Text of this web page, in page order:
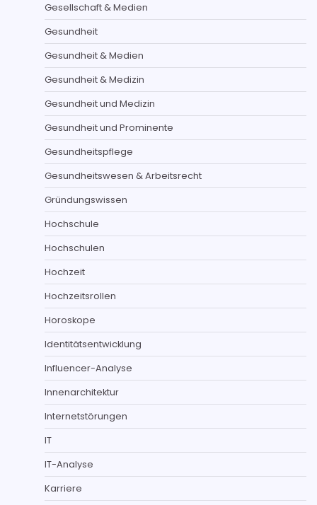
Gesellschaft & Medien
Gesundheit
Gesundheit & Medien
Gesundheit & Medizin
Gesundheit und Medizin
Gesundheit und Prominente
Gesundheitspflege
Gesundheitswesen & Arbeitsrecht
Gründungswissen
Hochschule
Hochschulen
Hochzeit
Hochzeitsrollen
Horoskope
Identitätsentwicklung
Influencer-Analyse
Innenarchitektur
Internetstörungen
IT
IT-Analyse
Karriere